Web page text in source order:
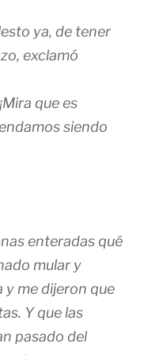
ya, de tener
exclamó
que es
siendo
enteradas qué
mular y
y me dijeron que
Y que las
pasado del